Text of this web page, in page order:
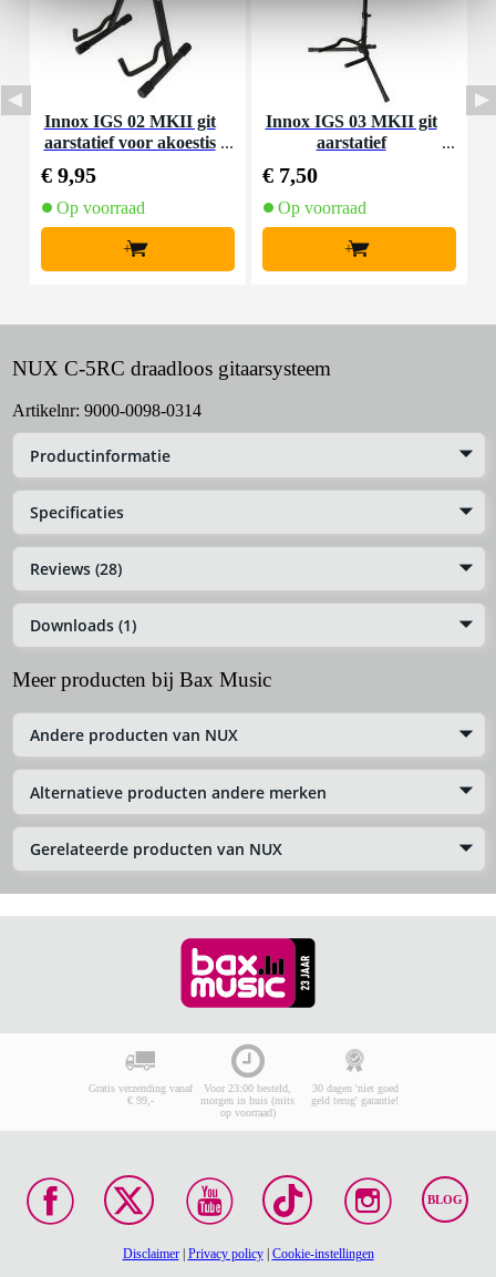
Innox IGS 02 MKII git
aarstatief voor akoestis
€ 9,95
Op voorraad
+
Innox IGS 03 MKII git
aarstatief
€ 7,50
Op voorraad
+
NUX C-5RC draadloos gitaarsysteem
Artikelnr: 9000-0098-0314
Productinformatie
Specificaties
Reviews (28)
Downloads (1)
Meer producten bij Bax Music
Andere producten van NUX
Alternatieve producten andere merken
Gerelateerde producten van NUX
Gratis verzending vanaf
€ 99,-
Voor 23:00 besteld,
morgen in huis (mits
op voorraad)
30 dagen 'niet goed
geld terug' garantie!
BLOG
Disclaimer| Privacy policy| Cookie-instellingen